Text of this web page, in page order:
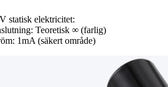
statisk elektricitet:
Teoretisk ∞ (farlig)
1mA (säkert område)